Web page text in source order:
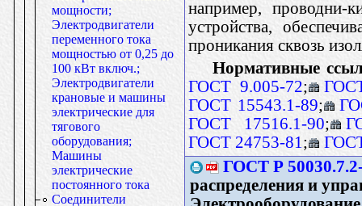
мощности;
Электродвигатели
переменного тока
мощностью от 0,25 до
100 кВт включ.;
Электродвигатели
крановые и машины
электрические для
тягового
оборудования;
Машины
электрические
постоянного тока
Соединители
например, проводни-
устройства,
проникания сквозь
Нормативные
ГОСТ 9.005-72;
ГОСТ 15543.1-89;
ГОСТ 17516.1-90;
ГОСТ 24753-81 ;
ГОСТ Р
распределения и